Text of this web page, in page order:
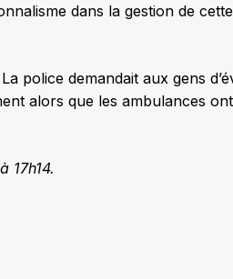
dans la gestion de cette
police demandait aux gens
alors que les ambulances
17h14.